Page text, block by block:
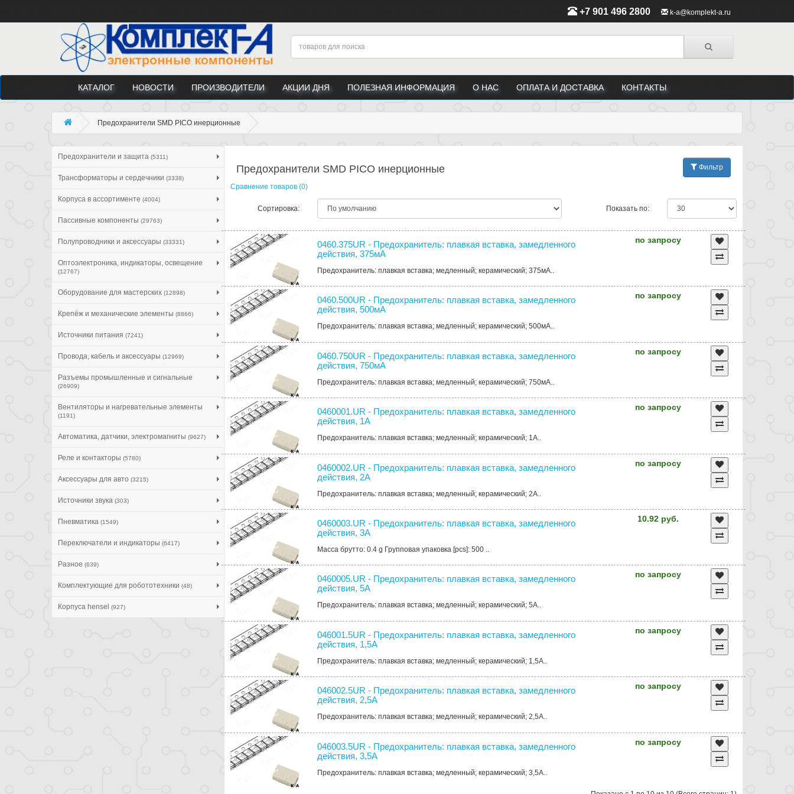
+7 901 496 2800 k-a@komplekt-a.ru
КАТАЛОГ НОВОСТИ ПРОИЗВОДИТЕЛИ АКЦИИ ДНЯ ПОЛЕЗНАЯ ИНФОРМАЦИЯ О НАС ОПЛАТА И ДОСТАВКА КОНТАКТЫ
Предохранители SMD PICO инерционные
Предохранители и защита (5311)
Трансформаторы и сердечники (3338)
Корпуса в ассортименте (4004)
Пассивные компоненты (29763)
Полупроводники и аксессуары (33331)
Оптоэлектроника, индикаторы, освещение
(12767)
Оборудование для мастерских (12898)
Крепёж и механические элементы (8866)
Источники питания (7241)
Провода, кабель и аксессуары (12969)
Разъемы промышленные и сигнальные
(26909)
Вентиляторы и нагревательные элементы
(1191)
Автоматика, датчики, электромагниты (9627)
Реле и контакторы (5780)
Аксессуары для авто (3215)
Источники звука (303)
Пневматика (1549)
Переключатели и индикаторы (6417)
Разное (639)
Комплектующие для робототехники (48)
Корпуса hensel (927)
Фильтр
Предохранители SMD PICO инерционные
Сравнение товаров (0)
Сортировка: Показать по:
0460.375UR - Предохранитель: плавкая вставка, замедленного
действия, 375мА
Предохранитель: плавкая вставка; медленный; керамический; 375мА..
по запросу
0460.500UR - Предохранитель: плавкая вставка, замедленного
действия, 500мА
Предохранитель: плавкая вставка; медленный; керамический; 500мА..
по запросу
0460.750UR - Предохранитель: плавкая вставка, замедленного
действия, 750мА
Предохранитель: плавкая вставка; медленный; керамический; 750мА..
по запросу
0460001.UR - Предохранитель: плавкая вставка, замедленного
действия, 1А
Предохранитель: плавкая вставка; медленный; керамический; 1А..
по запросу
0460002.UR - Предохранитель: плавкая вставка, замедленного
действия, 2А
Предохранитель: плавкая вставка; медленный; керамический; 2А..
по запросу
0460003.UR - Предохранитель: плавкая вставка, замедленного
действия, 3А
Масса брутто: 0.4 g Групповая упаковка [pcs]: 500 ..
10.92 руб.
0460005.UR - Предохранитель: плавкая вставка, замедленного
действия, 5А
Предохранитель: плавкая вставка; медленный; керамический; 5А..
по запросу
046001.5UR - Предохранитель: плавкая вставка, замедленного
действия, 1,5А
Предохранитель: плавкая вставка; медленный; керамический; 1,5А..
по запросу
046002.5UR - Предохранитель: плавкая вставка, замедленного
действия, 2,5А
Предохранитель: плавкая вставка; медленный; керамический; 2,5А..
по запросу
046003.5UR - Предохранитель: плавкая вставка, замедленного
действия, 3,5А
Предохранитель: плавкая вставка; медленный; керамический; 3,5А..
по запросу